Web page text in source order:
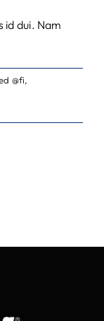
id dui. Nam
@fi,